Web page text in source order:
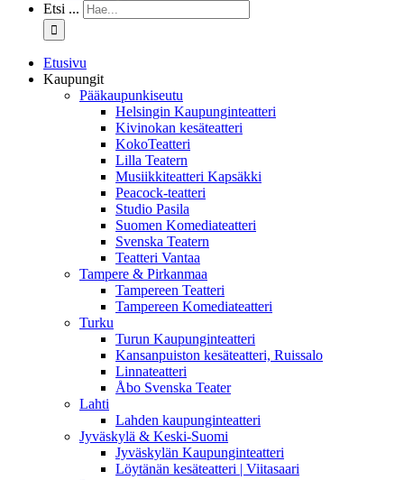
Etsi ...
Etusivu
Kaupungit
Pääkaupunkiseutu
Helsingin Kaupunginteatteri
Kivinokan kesäteatteri
KokoTeatteri
Lilla Teatern
Musiikkiteatteri Kapsäkki
Peacock-teatteri
Studio Pasila
Suomen Komediateatteri
Svenska Teatern
Teatteri Vantaa
Tampere & Pirkanmaa
Tampereen Teatteri
Tampereen Komediateatteri
Turku
Turun Kaupunginteatteri
Kansanpuiston kesäteatteri, Ruissalo
Linnateatteri
Åbo Svenska Teater
Lahti
Lahden kaupunginteatteri
Jyväskylä & Keski-Suomi
Jyväskylän Kaupunginteatteri
Löytänän kesäteatteri | Viitasaari